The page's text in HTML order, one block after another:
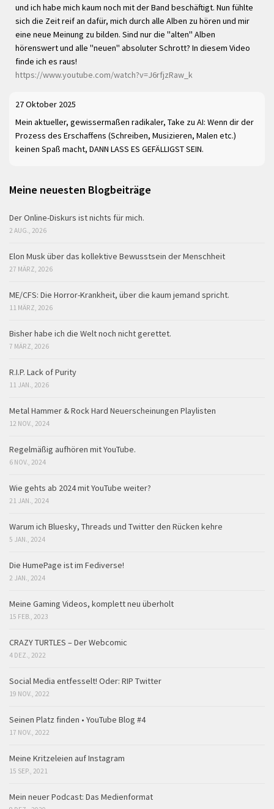
und ich habe mich kaum noch mit der Band beschäftigt. Nun fühlte
sich die Zeit reif an dafür, mich durch alle Alben zu hören und mir
eine neue Meinung zu bilden. Sind nur die "alten" Alben
hörenswert und alle "neuen" absoluter Schrott? In diesem Video
finde ich es raus!
https://www.youtube.com/watch?v=J6rfjzRaw_k
27 Oktober 2025
Mein aktueller, gewissermaßen radikaler, Take zu AI: Wenn dir der
Prozess des Erschaffens (Schreiben, Musizieren, Malen etc.)
keinen Spaß macht, DANN LASS ES GEFÄLLIGST SEIN.
Meine neuesten Blogbeiträge
Der Online-Diskurs ist nichts für mich.
2 AUG., 2026
Elon Musk über das kollektive Bewusstsein der Menschheit
27 MÄRZ, 2026
ME/CFS: Die Horror-Krankheit, über die kaum jemand spricht.
11 MÄRZ, 2026
Bisher habe ich die Welt noch nicht gerettet.
7 MÄRZ, 2026
R.I.P. Lack of Purity
11 JAN., 2026
Metal Hammer & Rock Hard Neuerscheinungen Playlisten
12 NOV., 2024
Regelmäßig aufhören mit YouTube.
6 NOV., 2024
Wie gehts ab 2024 mit YouTube weiter?
21 JAN., 2024
Warum ich Bluesky, Threads und Twitter den Rücken kehre
5 JAN., 2024
Die HumePage ist im Fediverse!
2 JAN., 2024
Meine Gaming Videos, komplett neu überholt
15 FEB., 2023
CRAZY TURTLES – Der Webcomic
4 DEZ., 2022
Social Media entfesselt! Oder: RIP Twitter
19 NOV., 2022
Seinen Platz finden • YouTube Blog #4
17 NOV., 2022
Meine Kritzeleien auf Instagram
15 SEP., 2021
Mein neuer Podcast: Das Medienformat